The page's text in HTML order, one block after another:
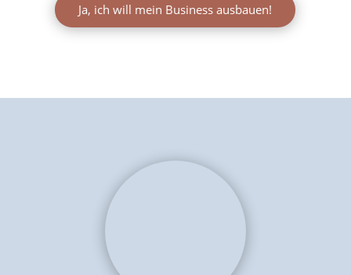
Ja, ich will mein Business ausbauen!